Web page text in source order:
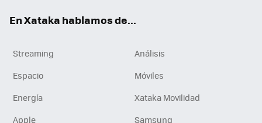
En Xataka hablamos de...
Streaming
Análisis
Espacio
Móviles
Energía
Xataka Movilidad
Apple
Samsung